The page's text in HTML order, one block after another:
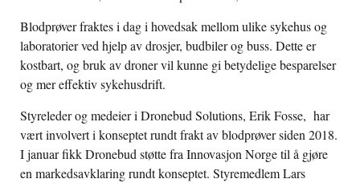
Blodprøver fraktes i dag i hovedsak mellom ulike sykehus og
laboratorier ved hjelp av drosjer, budbiler og buss. Dette er
kostbart, og bruk av droner vil kunne gi betydelige besparelser
og mer effektiv sykehusdrift.
Styreleder og medeier i Dronebud Solutions, Erik Fosse, har
vært involvert i konseptet rundt frakt av blodprøver siden 2018.
I januar fikk Dronebud støtte fra Innovasjon Norge til å gjøre
en markedsavklaring rundt konseptet. Styremedlem Lars